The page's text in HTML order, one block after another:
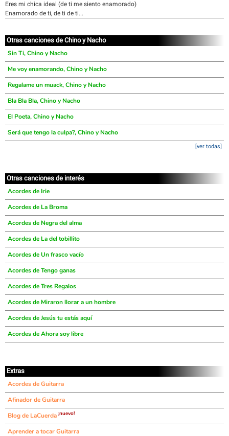
Eres mi chica ideal (de ti me siento enamorado)
Enamorado de ti, de ti de ti...
Otras canciones de Chino y Nacho
Sin Ti, Chino y Nacho
Me voy enamorando, Chino y Nacho
Regalame un muack, Chino y Nacho
Bla Bla Bla, Chino y Nacho
El Poeta, Chino y Nacho
Será que tengo la culpa?, Chino y Nacho
[ver todas]
Otras canciones de interés
Acordes de Irie
Acordes de La Broma
Acordes de Negra del alma
Acordes de La del tobillito
Acordes de Un frasco vacío
Acordes de Tengo ganas
Acordes de Tres Regalos
Acordes de Miraron llorar a un hombre
Acordes de Jesús tu estás aquí
Acordes de Ahora soy libre
Extras
Acordes de Guitarra
Afinador de Guitarra
Blog de LaCuerda ¡nuevo!
Aprender a tocar Guitarra